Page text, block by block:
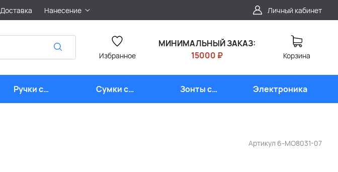
Доставка Нанесение Личный кабинет
Избранное
МИНИМАЛЬНЫЙ ЗАКАЗ:
15000 ₽
Корзина
Ручки с
логотипом
Сумки с
логотипом
Зонты с
логотипом
Электроника
Артикул 6-MO8031-07